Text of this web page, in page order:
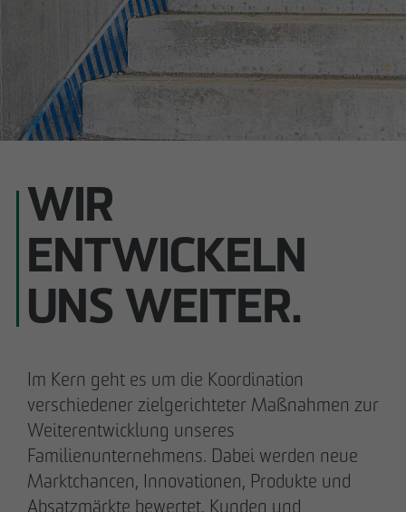
Karsten Hinck Anne Morotini
Prokuristin
Carsten Henzel Andreas Fehervari
Meike Widderich
Michael Miersch
Prokurist
Carsten Olbers
Prokurist
Ilka Thomsen Philipp Pellio
WIR
ENTWICKELN
UNS WEITER.
Im Kern geht es um die Koordination
verschiedener zielgerichteter Maßnahmen zur
Weiterentwicklung unseres
Familienunternehmens. Dabei werden neue
Marktchancen, Innovationen, Produkte und
Absatzmärkte bewertet, Kunden und